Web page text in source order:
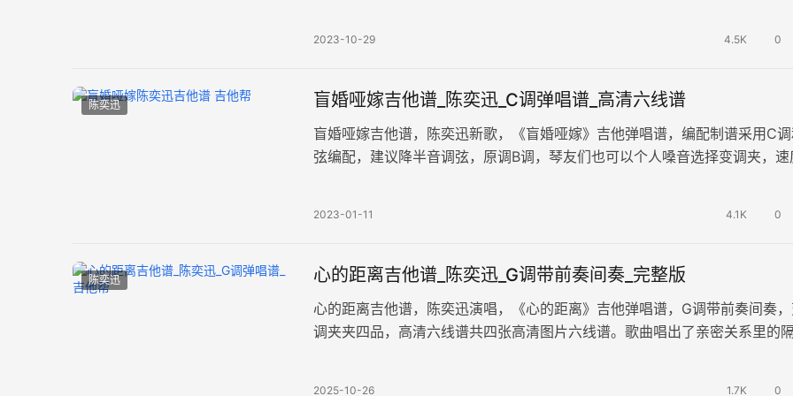
2023-10-29 4.5K 0
陈奕迅 盲婚哑嫁吉他谱_陈奕迅_C调弹唱谱_高清六线谱
盲婚哑嫁吉他谱，陈奕迅新歌，《盲婚哑嫁》吉他弹唱谱，编配制谱采用C
弦编配，建议降半音调弦，原调B调，琴友们也可以个人嗓音选择变调夹，速
2023-01-11 4.1K 0
陈奕迅 心的距离吉他谱_陈奕迅_G调带前奏间奏_完整版
心的距离吉他谱，陈奕迅演唱，《心的距离》吉他弹唱谱，G调带前奏间奏
调夹夹四品，高清六线谱共四张高清图片六线谱。歌曲唱出了亲密关系里的
2025-10-26 1.7K 0